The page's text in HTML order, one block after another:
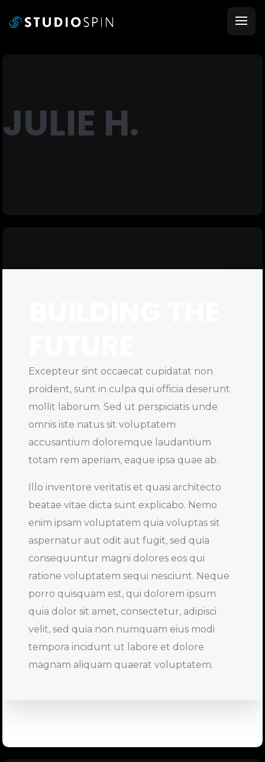
JULIE H.
Excepteur sint occaecat cupidatat non
proident, sunt in culpa qui officia deserunt
mollit laborum. Sed ut perspiciatis unde
omnis iste natus sit voluptatem
accusantium doloremque laudantium
totam rem aperiam, eaque ipsa quae ab.
Illo inventore veritatis et quasi architecto
beatae vitae dicta sunt explicabo. Nemo
enim ipsam voluptatem quia voluptas sit
aspernatur aut odit aut fugit, sed quia
consequuntur magni dolores eos qui
ratione voluptatem sequi nesciunt. Neque
porro quisquam est, qui dolorem ipsum
quia dolor sit amet, consectetur, adipisci
velit, sed quia non numquam eius modi
tempora incidunt ut labore et dolore
magnam aliquam quaerat voluptatem.